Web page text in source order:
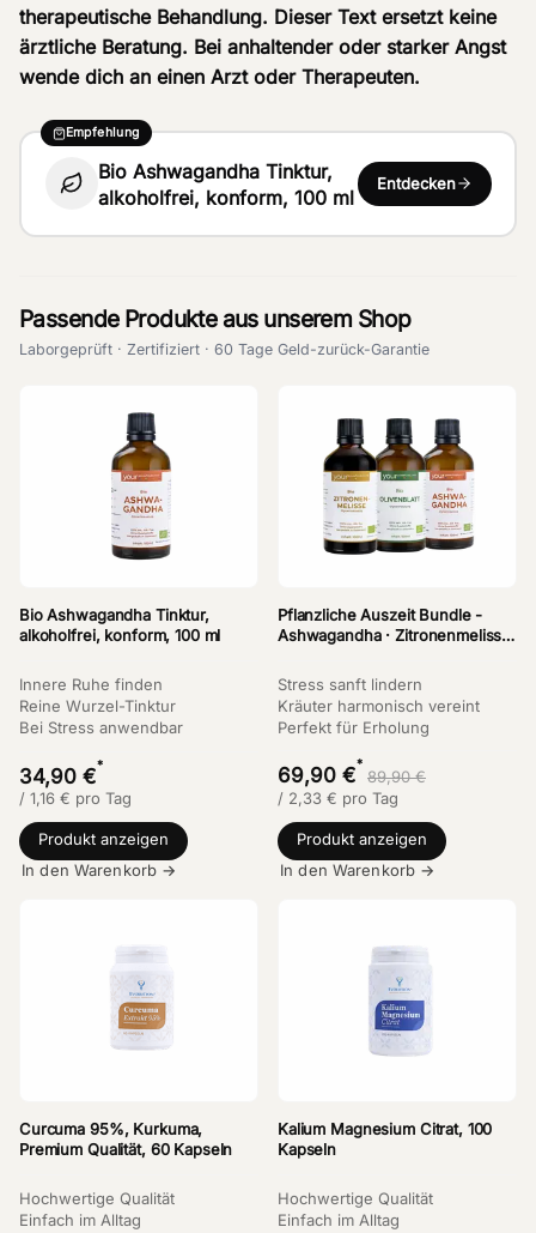
therapeutische Behandlung. Dieser Text ersetzt keine
ärztliche Beratung. Bei anhaltender oder starker Angst
wende dich an einen Arzt oder Therapeuten.
Empfehlung
Bio Ashwagandha Tinktur,
alkoholfrei, konform, 100 ml
Entdecken
Passende Produkte aus unserem Shop
Laborgeprüft · Zertifiziert · 60 Tage Geld-zurück-Garantie
Bio Ashwagandha Tinktur,
alkoholfrei, konform, 100 ml
Innere Ruhe finden
Reine Wurzel-Tinktur
Bei Stress anwendbar
34,90 €*
/ 1,16 € pro Tag
Produkt anzeigen
In den Warenkorb →
Pflanzliche Auszeit Bundle -
Ashwagandha · Zitronenmelisse
Stress sanft lindern
Kräuter harmonisch vereint
Perfekt für Erholung
69,90 €*
89,90 €
/ 2,33 € pro Tag
Produkt anzeigen
In den Warenkorb →
Curcuma 95%, Kurkuma,
Premium Qualität, 60 Kapseln
Hochwertige Qualität
Einfach im Alltag
Kalium Magnesium Citrat, 100
Kapseln
Hochwertige Qualität
Einfach im Alltag